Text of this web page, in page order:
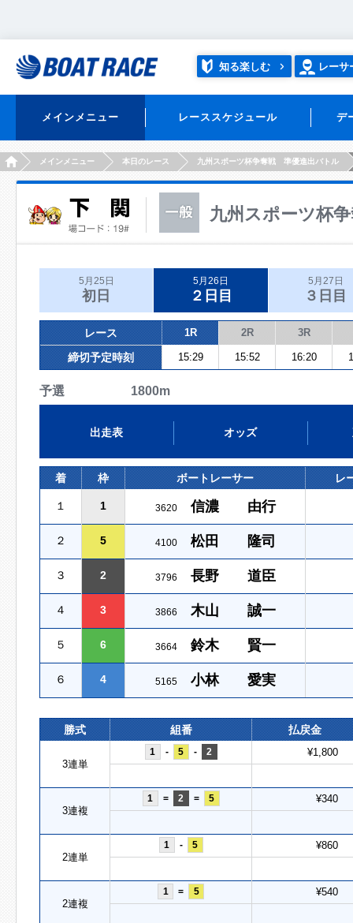
知る楽しむ レーサ
メインメニュー レーススケジュール デ
HOMEメインメニュー 本日のレース 九州スポーツ杯争奪戦 準優進出バトル
九州スポーツ杯
5月25日
初日
5月26日
２日目
5月27日
３日目
レース 1R 2R 3R
締切予定時刻 15:29 15:52 16:20
予選 1800m
出走表 オッズ
着 枠 ボートレーサー レ
１ 1 3620 信濃 由行
２ 5 4100 松田 隆司
３ 2 3796 長野 道臣
４ 3 3866 木山 誠一
５ 6 3664 鈴木 賢一
６ 4 5165 小林 愛実
勝式 組番 払戻金
3連単
1 - 5 - 2 ¥1,800
3連複
1 = 2 = 5 ¥340
2連単
1 - 5 ¥860
2連複
1 = 5 ¥540